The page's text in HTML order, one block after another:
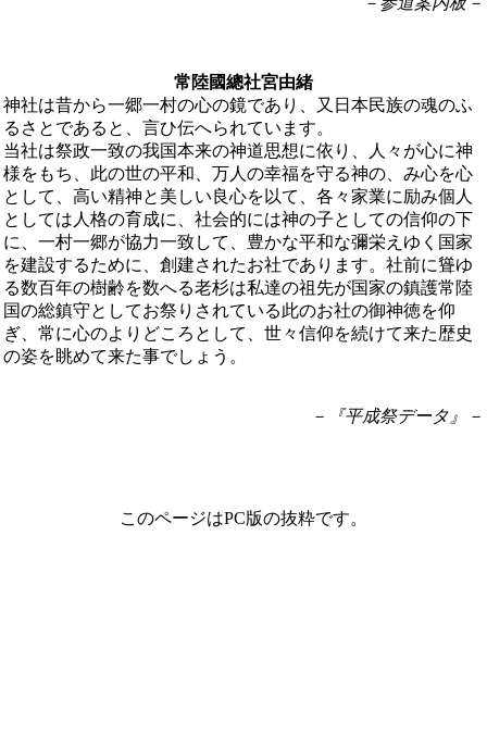
常陸國總社宮由緒
神社は昔から一郷一村の心の鏡であり、又日本民族の魂のふ
るさとであると、言ひ伝へられています。
当社は祭政一致の我国本来の神道思想に依り、人々が心に神
様をもち、此の世の平和、万人の幸福を守る神の、み心を心
として、高い精神と美しい良心を以て、各々家業に励み個人
としては人格の育成に、社会的には神の子としての信仰の下
に、一村一郷が協力一致して、豊かな平和な彌栄えゆく国家
を建設するために、創建されたお社であります。社前に聳ゆ
る数百年の樹齢を数へる老杉は私達の祖先が国家の鎮護常陸
国の総鎮守としてお祭りされている此のお社の御神徳を仰
ぎ、常に心のよりどころとして、世々信仰を続けて来た歴史
の姿を眺めて来た事でしょう。
－『平成祭データ』－
このページはPC版の抜粋です。